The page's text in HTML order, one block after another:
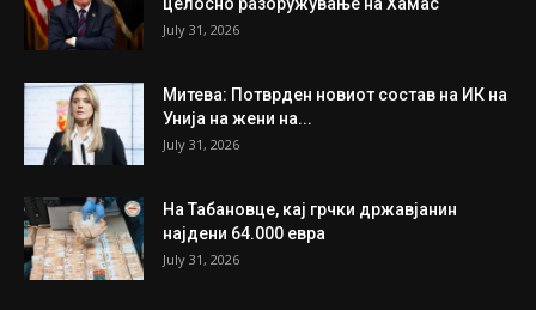
July 31, 2026
Митева: Потврден новиот состав на ИК на
Унија на жени на...
July 31, 2026
На Табановце, кај грчки државјанин
најдени 64.000 евра
July 31, 2026